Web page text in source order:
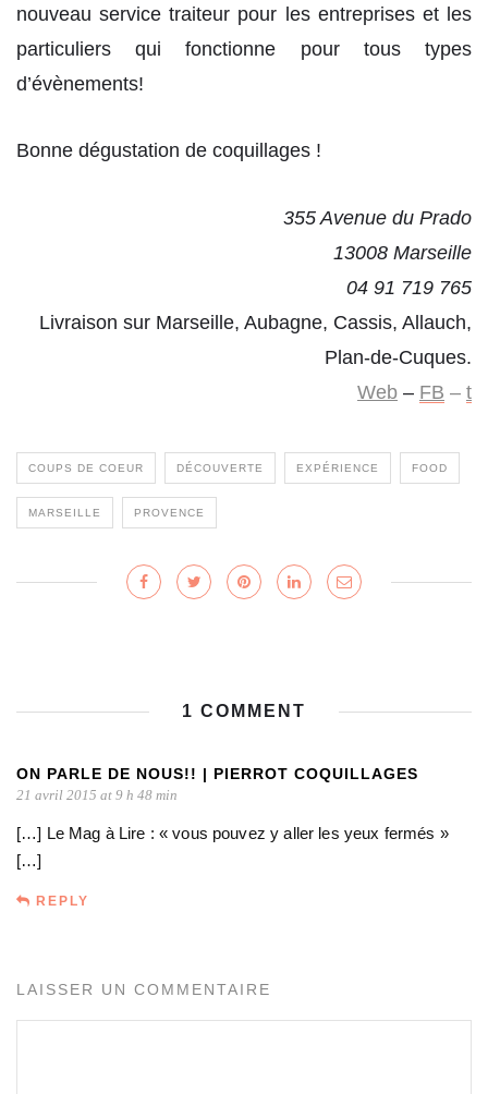
nouveau service traiteur pour les entreprises et les
particuliers qui fonctionne pour tous types
d’évènements!
Bonne dégustation de coquillages !
355 Avenue du Prado
13008 Marseille
04 91 719 765
Livraison sur Marseille, Aubagne, Cassis, Allauch,
Plan-de-Cuques.
Web – FB – t
COUPS DE COEUR DÉCOUVERTE EXPÉRIENCE FOOD
MARSEILLE PROVENCE
1 COMMENT
ON PARLE DE NOUS!! | PIERROT COQUILLAGES
21 avril 2015 at 9 h 48 min
[…] Le Mag à Lire : « vous pouvez y aller les yeux fermés »
[…]
REPLY
LAISSER UN COMMENTAIRE